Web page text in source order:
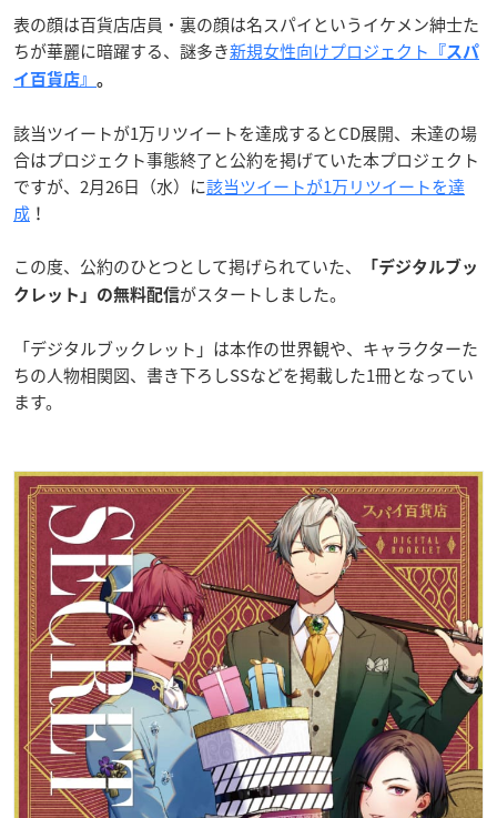
表の顔は百貨店店員・裏の顔は名スパイというイケメン紳士た
ちが華麗に暗躍する、謎多き新規女性向けプロジェクト
『スパ
イ百貨店』 。
該当ツイートが1万リツイートを達成するとCD展開、未達の場
合はプロジェクト事態終了と公約を掲げていた本プロジェクト
ですが、2月26日（水）に該当ツイートが1万リツイートを達
成 ！
この度、公約のひとつとして掲げられていた、
「デジタルブッ
クレット」の無料配信がスタートしました。
「デジタルブックレット」は本作の世界観や、キャラクターた
ちの人物相関図、書き下ろしSSなどを掲載した1冊となってい
ます。